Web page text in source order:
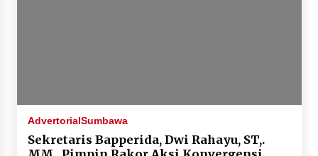
AdvertorialSumbawa
Sekretaris Bapperida, Dwi Rahayu, ST,.